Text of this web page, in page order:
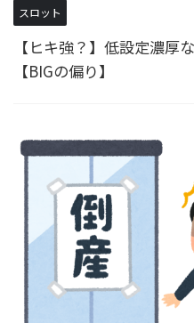
スロット
【ヒキ強？】低設定濃厚
【BIGの偏り】